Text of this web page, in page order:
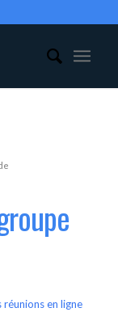
réunions en ligne